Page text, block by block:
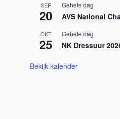
SEP
20
Gehele dag
AVS National
OKT
25
Gehele dag
NK Dressuur
Bekijk kalender